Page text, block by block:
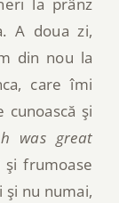
la prânz
A doua zi,
din nou la
care îmi
cunoască şi
was great
şi frumoase
nu numai,